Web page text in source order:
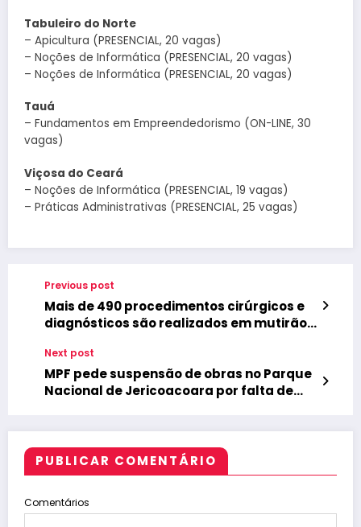
Tabuleiro do Norte
– Apicultura (PRESENCIAL, 20 vagas)
– Noções de Informática (PRESENCIAL, 20 vagas)
– Noções de Informática (PRESENCIAL, 20 vagas)
Tauá
– Fundamentos em Empreendedorismo (ON-LINE, 30
vagas)
Viçosa do Ceará
– Noções de Informática (PRESENCIAL, 19 vagas)
– Práticas Administrativas (PRESENCIAL, 25 vagas)
Previous post
Mais de 490 procedimentos cirúrgicos e
diagnósticos são realizados em mutirão
Next post
MPF pede suspensão de obras no Parque
Nacional de Jericoacoara por falta de
PUBLICAR COMENTÁRIO
Comentários